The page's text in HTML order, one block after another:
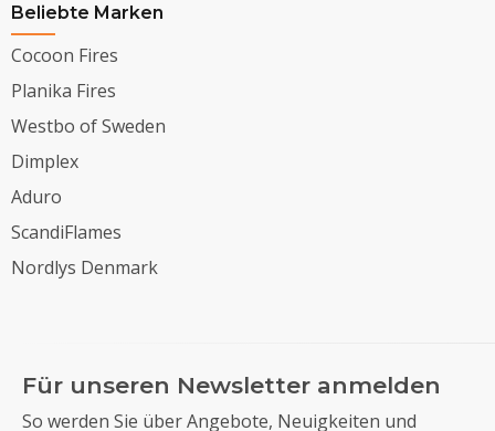
Beliebte Marken
Cocoon Fires
Planika Fires
Westbo of Sweden
Dimplex
Aduro
ScandiFlames
Nordlys Denmark
Für unseren Newsletter anmelden
So werden Sie über Angebote, Neuigkeiten und